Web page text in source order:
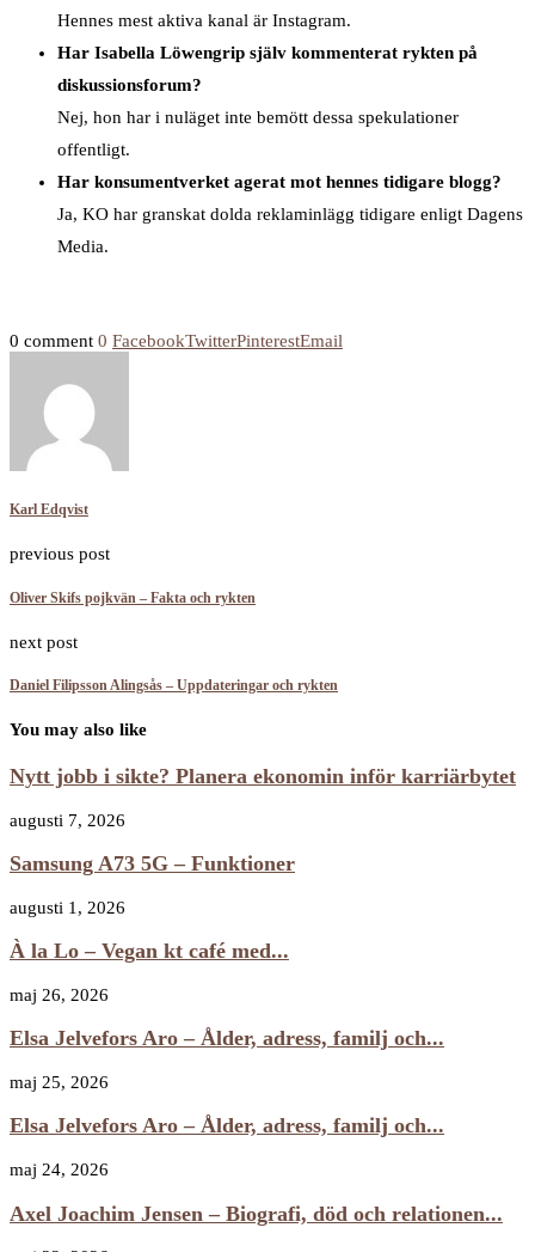
Hennes mest aktiva kanal är Instagram.
Har Isabella Löwengrip själv kommenterat rykten på
diskussionsforum?
Nej, hon har i nuläget inte bemött dessa spekulationer
offentligt.
Har konsumentverket agerat mot hennes tidigare blogg?
Ja, KO har granskat dolda reklaminlägg tidigare enligt Dagens
Media.
0 comment 0 FacebookTwitterPinterestEmail
Karl Edqvist
previous post
Oliver Skifs pojkvän – Fakta och rykten
next post
Daniel Filipsson Alingsås – Uppdateringar och rykten
You may also like
Nytt jobb i sikte? Planera ekonomin inför karriärbytet
augusti 7, 2026
Samsung A73 5G – Funktioner
augusti 1, 2026
À la Lo – Vegan kt café med...
maj 26, 2026
Elsa Jelvefors Aro – Ålder, adress, familj och...
maj 25, 2026
Elsa Jelvefors Aro – Ålder, adress, familj och...
maj 24, 2026
Axel Joachim Jensen – Biografi, död och relationen...